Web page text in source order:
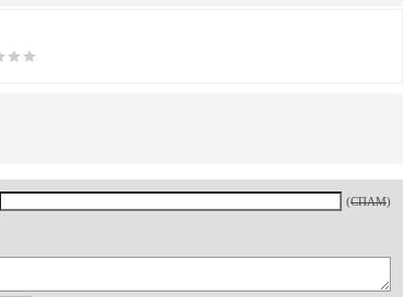
(СПАМ)